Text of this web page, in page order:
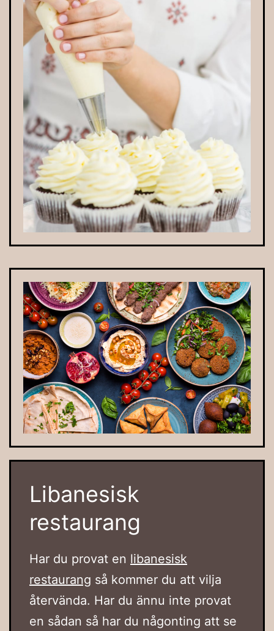
Libanesisk
restaurang
Har du provat en libanesisk
restaurang så kommer du att vilja
återvända. Har du ännu inte provat
en sådan så har du någonting att se